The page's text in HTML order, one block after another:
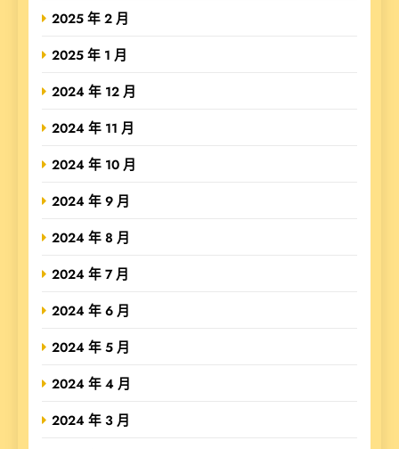
2025 年 2 月
2025 年 1 月
2024 年 12 月
2024 年 11 月
2024 年 10 月
2024 年 9 月
2024 年 8 月
2024 年 7 月
2024 年 6 月
2024 年 5 月
2024 年 4 月
2024 年 3 月